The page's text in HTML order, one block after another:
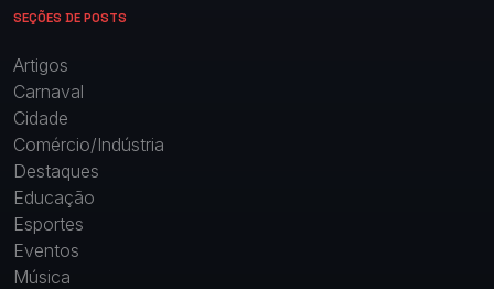
SEÇÕES DE POSTS
Artigos
Carnaval
Cidade
Comércio/Indústria
Destaques
Educação
Esportes
Eventos
Música